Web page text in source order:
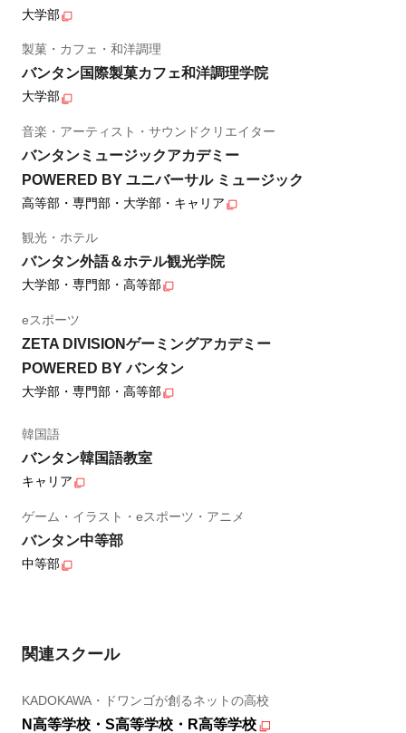
大学部
製菓・カフェ・和洋調理
バンタン国際製菓カフェ和洋調理学院
大学部
音楽・アーティスト・サウンドクリエイター
バンタンミュージックアカデミー
POWERED BY ユニバーサル ミュージック
高等部・専門部・大学部・キャリア
観光・ホテル
バンタン外語＆ホテル観光学院
大学部・専門部・高等部
eスポーツ
ZETA DIVISIONゲーミングアカデミー
POWERED BY バンタン
大学部・専門部・高等部
韓国語
バンタン韓国語教室
キャリア
ゲーム・イラスト・eスポーツ・アニメ
バンタン中等部
中等部
関連スクール
KADOKAWA・ドワンゴが創るネットの高校
N高等学校・S高等学校・R高等学校